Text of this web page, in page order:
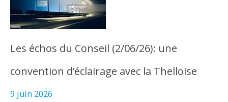
Les échos du Conseil (2/06/26): une
convention d’éclairage avec la Thelloise
9 juin 2026